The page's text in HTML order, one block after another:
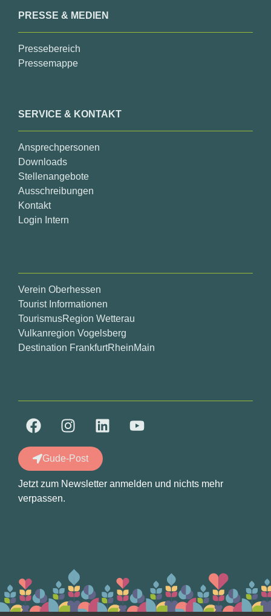
PRESSE & MEDIEN
Pressebereich
Pressemappe
SERVICE & KONTAKT
Ansprechpersonen
Downloads
Stellenangebote
Ausschreibungen
Kontakt
Login Intern
Verein Oberhessen
Tourist Informationen
TourismusRegion Wetterau
Vulkanregion Vogelsberg
Destination FrankfurtRheinMain
Gude-Post
Jetzt zum Newsletter anmelden und nichts mehr
verpassen.